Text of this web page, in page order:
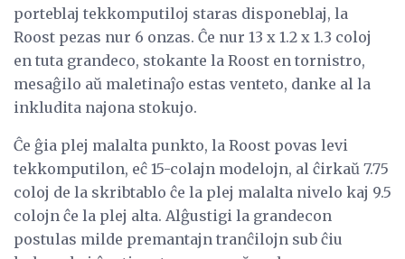
porteblaj tekkomputiloj staras disponeblaj, la
Roost pezas nur 6 onzas. Ĉe nur 13 x 1.2 x 1.3 coloj
en tuta grandeco, stokante la Roost en tornistro,
mesaĝilo aŭ maletinaĵo estas venteto, danke al la
inkludita najona stokujo.
Ĉe ĝia plej malalta punkto, la Roost povas levi
tekkomputilon, eĉ 15-colajn modelojn, al ĉirkaŭ 7.75
coloj de la skribtablo ĉe la plej malalta nivelo kaj 9.5
colojn ĉe la plej alta. Alĝustigi la grandecon
postulas milde premantajn tranĉilojn sub ĉiu